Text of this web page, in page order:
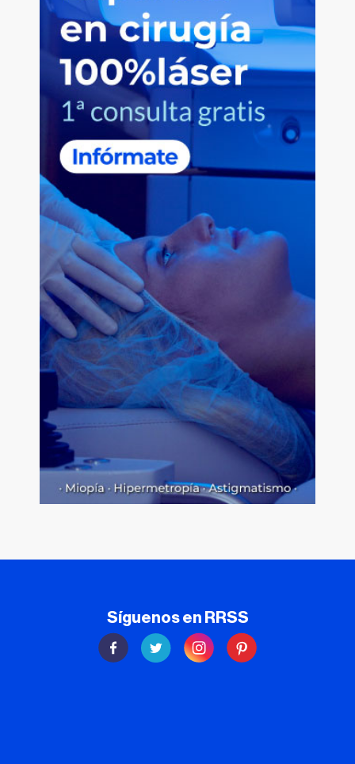
Síguenos en RRSS